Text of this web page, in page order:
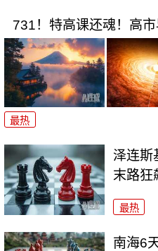
731！特高课还魂！高
最热
泽连斯
末路狂
最热
南海6